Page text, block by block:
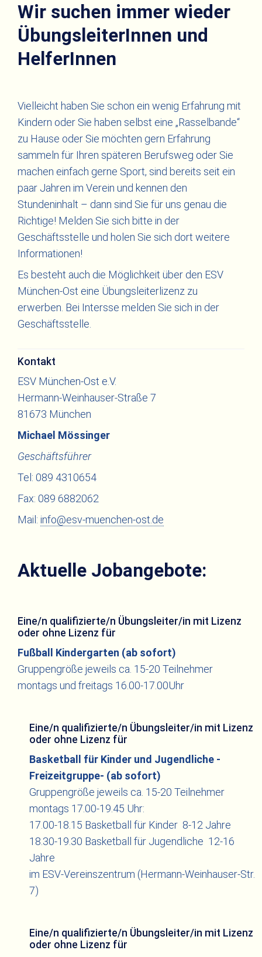
Wir suchen immer wieder
ÜbungsleiterInnen und
HelferInnen
Vielleicht haben Sie schon ein wenig Erfahrung mit
Kindern oder Sie haben selbst eine „Rasselbande“
zu Hause oder Sie möchten gern Erfahrung
sammeln für Ihren späteren Berufsweg oder Sie
machen einfach gerne Sport, sind bereits seit ein
paar Jahren im Verein und kennen den
Stundeninhalt – dann sind Sie für uns genau die
Richtige! Melden Sie sich bitte in der
Geschäftsstelle und holen Sie sich dort weitere
Informationen!
Es besteht auch die Möglichkeit über den ESV
München-Ost eine Übungsleiterlizenz zu
erwerben. Bei Intersse melden Sie sich in der
Geschäftsstelle.
Kontakt
ESV München-Ost e.V.
Hermann-Weinhauser-Straße 7
81673 München
Michael Mössinger
Geschäftsführer
Tel: 089 4310654
Fax: 089 6882062
Mail: info@esv-muenchen-ost.de
Aktuelle Jobangebote:
Eine/n qualifizierte/n Übungsleiter/in mit Lizenz
oder ohne Lizenz für
Fußball Kindergarten (ab sofort)
Gruppengröße jeweils ca. 15-20 Teilnehmer
montags und freitags 16.00-17.00Uhr
Eine/n qualifizierte/n Übungsleiter/in mit Lizenz
oder ohne Lizenz für
Basketball für Kinder und Jugendliche -
Freizeitgruppe- (ab sofort)
Gruppengröße jeweils ca. 15-20 Teilnehmer
montags 17.00-19.45 Uhr:
17.00-18.15 Basketball für Kinder 8-12 Jahre
18.30-19.30 Basketball für Jugendliche 12-16
Jahre
im ESV-Vereinszentrum (Hermann-Weinhauser-Str.
7)
Eine/n qualifizierte/n Übungsleiter/in mit Lizenz
oder ohne Lizenz für